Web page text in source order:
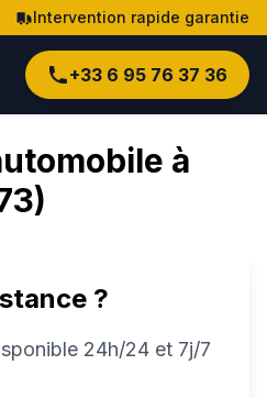
Intervention rapide garantie
+33 6 95 76 37 36
à
)
?
24h/24 et 7j/7